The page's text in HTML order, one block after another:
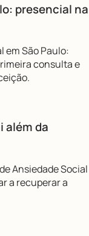
presencial na
em São Paulo:
consulta e
além da
Ansiedade Social
a recuperar a